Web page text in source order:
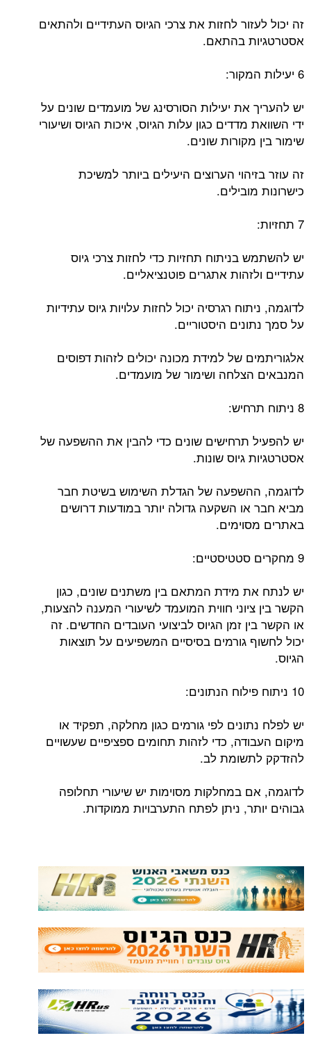
זה יכול לעזור לחזות את צרכי הגיוס העתידיים ולהתאים
אסטרטגיות בהתאם.
6 יעילות המקור:
יש להעריך את יעילות הסורסינג של מועמדים שונים על
ידי השוואת מדדים כגון עלות הגיוס, איכות הגיוס ושיעורי
שימור בין מקורות שונים.
זה עוזר בזיהוי הערוצים היעילים ביותר למשיכת
כישרונות מובילים.
7 תחזיות:
יש להשתמש בניתוח תחזיות כדי לחזות צרכי גיוס
עתידיים ולזהות אתגרים פוטנציאליים.
לדוגמה, ניתוח רגרסיה יכול לחזות עלויות גיוס עתידיות
על סמך נתונים היסטוריים.
אלגוריתמים של למידת מכונה יכולים לזהות דפוסים
המנבאים הצלחה ושימור של מועמדים.
8 ניתוח תרחיש:
יש להפעיל תרחישים שונים כדי להבין את ההשפעה של
אסטרטגיות גיוס שונות.
לדוגמה, ההשפעה של הגדלת השימוש בשיטת חבר
מביא חבר או השקעה גדולה יותר במודעות דרושים
באתרים מסוימים.
9 מחקרים סטטיסטיים:
יש לנתח את מידת המתאם בין משתנים שונים, כגון
הקשר בין ציוני חווית המועמד לשיעורי המענה להצעות,
או הקשר בין זמן הגיוס לביצועי העובדים החדשים. זה
יכול לחשוף גורמים בסיסיים המשפיעים על תוצאות
הגיוס.
10 ניתוח פילוח הנתונים:
יש לפלח נתונים לפי גורמים כגון מחלקה, תפקיד או
מיקום העבודה, כדי לזהות תחומים ספציפיים שעשויים
להזדקק לתשומת לב.
לדוגמה, אם במחלקות מסוימות יש שיעורי תחלופה
גבוהים יותר, ניתן לפתח התערבויות ממוקדות.